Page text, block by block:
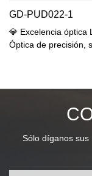
GD-PUD022-1
💎 Excelencia óptica
Óptica de precisión,
Sólo díganos